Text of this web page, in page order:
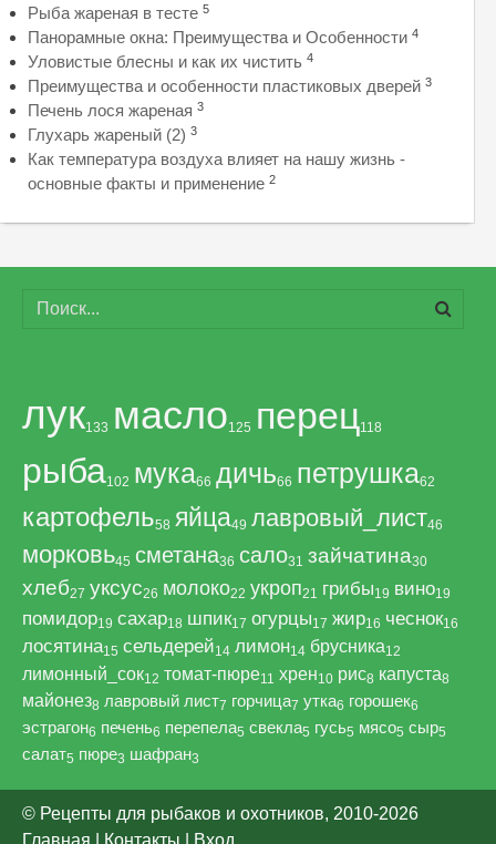
Рыба жареная в тесте 5
Панорамные окна: Преимущества и Особенности 4
Уловистые блесны и как их чистить 4
Преимущества и особенности пластиковых дверей 3
Печень лося жареная 3
Глухарь жареный (2) 3
Как температура воздуха влияет на нашу жизнь -
основные факты и применение 2
лук133 масло125 перец118
рыба102 мука66 дичь66 петрушка62
картофель58 яйца49 лавровый_лист46
морковь45 сметана36 сало31 зайчатина30
хлеб27 уксус26 молоко22 укроп21 грибы19 вино19
помидор19 сахар18 шпик17 огурцы17 жир16 чеснок16
лосятина15 сельдерей14 лимон14 брусника12
лимонный_сок12 томат-пюре11 хрен10 рис8 капуста8
майонез8 лавровый лист7 горчица7 утка6 горошек6
эстрагон6 печень6 перепела5 свекла5 гусь5 мясо5 сыр5
салат5 пюре3 шафран3
© Рецепты для рыбаков и охотников, 2010-2026